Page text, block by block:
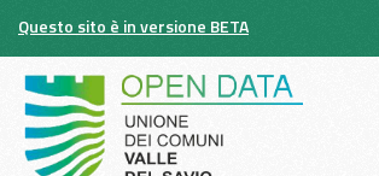
Salta
contenuto
Questo sito è in versione BETA